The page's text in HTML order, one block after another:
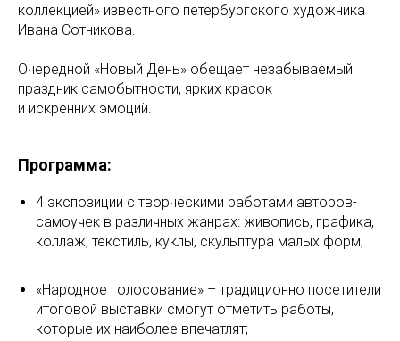
коллекцией» известного петербургского художника
Ивана Сотникова.
Очередной «Новый День» обещает незабываемый
праздник самобытности, ярких красок
и искренних эмоций.
Программа:
4 экспозиции с творческими работами авторов-
самоучек в различных жанрах: живопись, графика,
коллаж, текстиль, куклы, скульптура малых форм;
«Народное голосование» – традиционно посетители
итоговой выставки смогут отметить работы,
которые их наиболее впечатлят;